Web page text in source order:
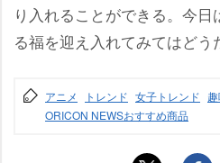
り入れることができる。今
る福を迎え入れてみてはどう
アニメ トレンド 女子トレンド
ORICON NEWSおすすめ商品